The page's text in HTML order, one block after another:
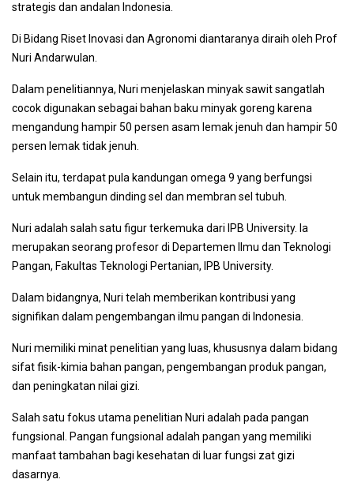
strategis dan andalan Indonesia.
Di Bidang Riset Inovasi dan Agronomi diantaranya diraih oleh Prof
Nuri Andarwulan.
Dalam penelitiannya, Nuri menjelaskan minyak sawit sangatlah
cocok digunakan sebagai bahan baku minyak goreng karena
mengandung hampir 50 persen asam lemak jenuh dan hampir 50
persen lemak tidak jenuh.
Selain itu, terdapat pula kandungan omega 9 yang berfungsi
untuk membangun dinding sel dan membran sel tubuh.
Nuri adalah salah satu figur terkemuka dari IPB University. Ia
merupakan seorang profesor di Departemen Ilmu dan Teknologi
Pangan, Fakultas Teknologi Pertanian, IPB University.
Dalam bidangnya, Nuri telah memberikan kontribusi yang
signifikan dalam pengembangan ilmu pangan di Indonesia.
Nuri memiliki minat penelitian yang luas, khususnya dalam bidang
sifat fisik-kimia bahan pangan, pengembangan produk pangan,
dan peningkatan nilai gizi.
Salah satu fokus utama penelitian Nuri adalah pada pangan
fungsional. Pangan fungsional adalah pangan yang memiliki
manfaat tambahan bagi kesehatan di luar fungsi zat gizi
dasarnya.